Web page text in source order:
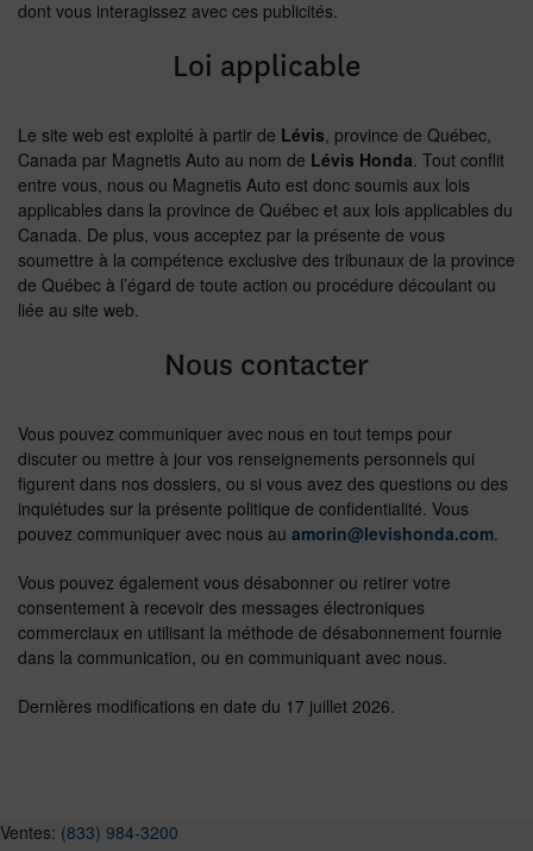
dont vous interagissez avec ces publicités.
Loi applicable
Le site web est exploité à partir de Lévis, province de Québec,
Canada par Magnetis Auto au nom de Lévis Honda. Tout conflit
entre vous, nous ou Magnetis Auto est donc soumis aux lois
applicables dans la province de Québec et aux lois applicables du
Canada. De plus, vous acceptez par la présente de vous
soumettre à la compétence exclusive des tribunaux de la province
de Québec à l’égard de toute action ou procédure découlant ou
liée au site web.
Nous contacter
Vous pouvez communiquer avec nous en tout temps pour
discuter ou mettre à jour vos renseignements personnels qui
figurent dans nos dossiers, ou si vous avez des questions ou des
inquiétudes sur la présente politique de confidentialité. Vous
pouvez communiquer avec nous au amorin@levishonda.com.
Vous pouvez également vous désabonner ou retirer votre
consentement à recevoir des messages électroniques
commerciaux en utilisant la méthode de désabonnement fournie
dans la communication, ou en communiquant avec nous.
Dernières modifications en date du 17 juillet 2026.
Ventes: (833) 984-3200